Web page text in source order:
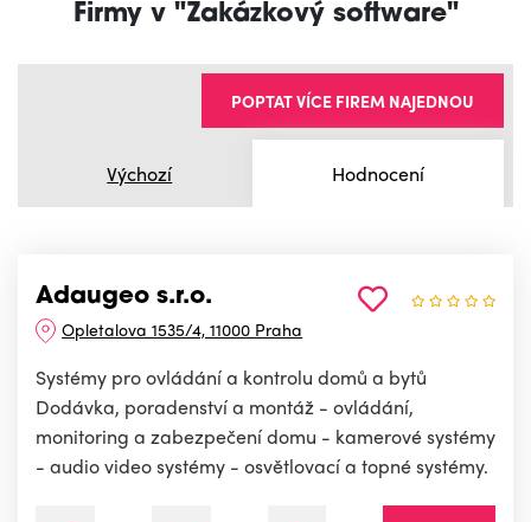
Firmy v "Zakázkový software"
Výchozí Hodnocení
POPTAT VÍCE FIREM NAJEDNOU
Adaugeo s.r.o.
Opletalova 1535/4, 11000 Praha
Systémy pro ovládání a kontrolu domů a bytů
Dodávka, poradenství a montáž - ovládání,
monitoring a zabezpečení domu - kamerové systémy
- audio video systémy - osvětlovací a topné systémy.